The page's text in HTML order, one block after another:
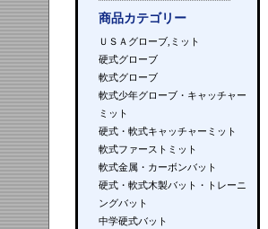
商品カテゴリー
ＵＳＡグローブ,ミット
硬式グローブ
軟式グローブ
軟式少年グローブ・キャッチャー
ミット
硬式・軟式キャッチャーミット
軟式ファーストミット
軟式金属・カーボンバット
硬式・軟式木製バット・トレーニ
ングバット
中学硬式バット